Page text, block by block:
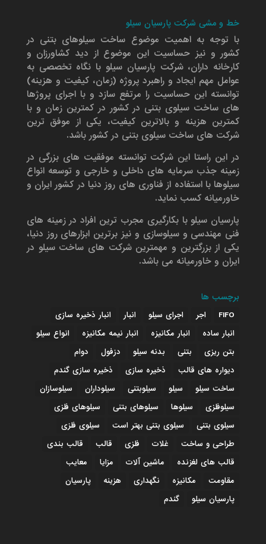
خط و مشی شرکت پارسیان سیلو
با توجه به اهمیت موضوع ساخت سیلوهای بتنی در
کشور و نیز حساسیت این موضوع از دید کشاورزان و
کارخانه داران، شرکت پارسیان سیلو با نگاه تخصصی به
عوامل مهم ایجاد و راهبرد پروژه (زمان، کیفیت و هزینه)
توانسته این حساسیت را مرتفع سازد و با اجرای پروژها
های ساخت سیلوی بتنی در کشور در کمترین زمان و با
کمترین هزینه و بالاترین کیفیت، یکی از موفق ترین
شرکت های ساخت سیلوی بتنی در کشور باشد.
در این راستا این شرکت توانسته موفقیت های بزرگی در
زمینه جذب سرمایه های داخلی و خارجی و توسعه انواع
سیلوها با استفاده از فناوری های روز دنیا در کشور ایران و
خاورمیانه کسب نماید.
پارسیان سیلو با بکارگیری مجرب ترین افراد در زمینه های
فنی مهندسی و سیلوسازی و نیز برترین ابزارهای روز دنیا،
یکی از بزرگترین و مهمترین شرکت های ساخت سیلو در
ایران و خاورمیانه می باشد.
برچسب ها
FIFO اجر اجرای سیلو انبار
انبار ذخیره سازی
انبار ساده
انبار مکانیزه انبار نیمه مکانیزه
انواع سیلو
بتن ریزی
بتنی بدنه سیلو دزفول
دوام
دیواره های قالب
ذخیره سازی
ذخیره سازی گندم
ساخت سیلو
سیلو سیلوبتنی سیلوداران
سیلوسازان
سیلوفلزی
سیلوها سیلوهای بتنی
سیلوهای فلزی
سیلوی بتنی
سیلوی بتنی بهتر است
سیلوی فلزی
طراحی و ساخت
غلات فلزی قالب
قالب بندی
قالب های لغزنده
ماشین آلات مزایا
معایب
مقاومت
مکانیزه نگهداری هزینه
پارسیان
پارسیان سیلو
گندم